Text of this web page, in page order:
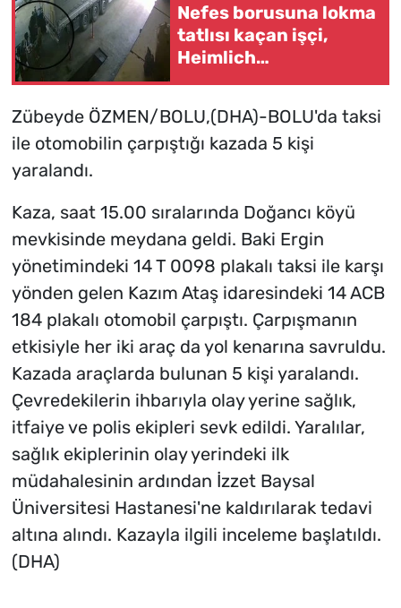
Nefes borusuna lokma
tatlısı kaçan işçi,
Heimlich
manevrasıyla
kamerada
Zübeyde ÖZMEN/BOLU,(DHA)-BOLU'da taksi
ile otomobilin çarpıştığı kazada 5 kişi
yaralandı.
Kaza, saat 15.00 sıralarında Doğancı köyü
mevkisinde meydana geldi. Baki Ergin
yönetimindeki 14 T 0098 plakalı taksi ile karşı
yönden gelen Kazım Ataş idaresindeki 14 ACB
184 plakalı otomobil çarpıştı. Çarpışmanın
etkisiyle her iki araç da yol kenarına savruldu.
Kazada araçlarda bulunan 5 kişi yaralandı.
Çevredekilerin ihbarıyla olay yerine sağlık,
itfaiye ve polis ekipleri sevk edildi. Yaralılar,
sağlık ekiplerinin olay yerindeki ilk
müdahalesinin ardından İzzet Baysal
Üniversitesi Hastanesi'ne kaldırılarak tedavi
altına alındı. Kazayla ilgili inceleme başlatıldı.
(DHA)